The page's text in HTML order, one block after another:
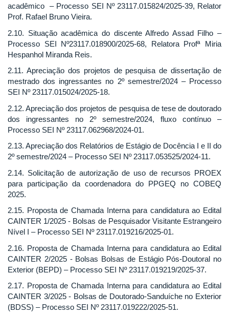
acadêmico – Processo SEI Nº 23117.015824/2025-39, Relator
Prof. Rafael Bruno Vieira.
2.10. Situação acadêmica do discente Alfredo Assad Filho –
Processo SEI Nº23117.018900/2025-68, Relatora Profª Miria
Hespanhol Miranda Reis.
2.11. Apreciação dos projetos de pesquisa de dissertação de
mestrado dos ingressantes no 2º semestre/2024 – Processo
SEI Nº 23117.015024/2025-18.
2.12. Apreciação dos projetos de pesquisa de tese de doutorado
dos ingressantes no 2º semestre/2024, fluxo contínuo –
Processo SEI Nº 23117.062968/2024-01.
2.13. Apreciação dos Relatórios de Estágio de Docência I e II do
2º semestre/2024 – Processo SEI Nº 23117.053525/2024-11.
2.14. Solicitação de autorização de uso de recursos PROEX
para participação da coordenadora do PPGEQ no COBEQ
2025.
2.15. Proposta de Chamada Interna para candidatura ao Edital
CAINTER 1/2025 - Bolsas de Pesquisador Visitante Estrangeiro
Nível I – Processo SEI Nº 23117.019216/2025-01.
2.16. Proposta de Chamada Interna para candidatura ao Edital
CAINTER 2/2025 - Bolsas Bolsas de Estágio Pós-Doutoral no
Exterior (BEPD) – Processo SEI Nº 23117.019219/2025-37.
2.17. Proposta de Chamada Interna para candidatura ao Edital
CAINTER 3/2025 - Bolsas de Doutorado-Sanduíche no Exterior
(BDSS) – Processo SEI Nº 23117.019222/2025-51.